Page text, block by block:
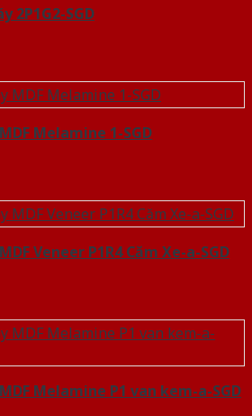
2P1G2-SGD
Melamine 1-SGD
Veneer P1R4 Căm Xe-a-SGD
Melamine P1 van kem-a-SGD